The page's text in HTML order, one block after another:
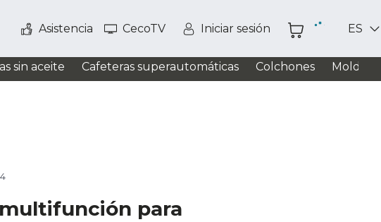
Asistencia CecoTV Iniciar sesión ES
sin aceite Cafeteras superautomáticas Colchones
para